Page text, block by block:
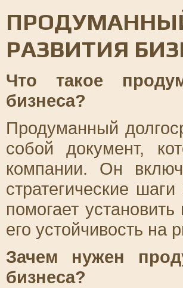
РАЗВИТИЯ
Что такое
бизнеса?
Продуманный
собой документ,
компании. Он
стратегические
помогает
его устойчивость на
Зачем нужен
бизнеса?